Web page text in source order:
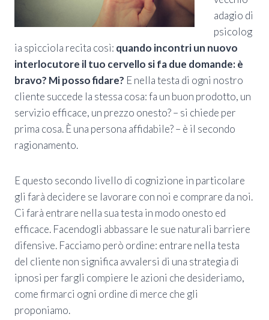
adagio di
psicolog
ia spicciola recita così: quando incontri un nuovo
interlocutore il tuo cervello si fa due domande: è
bravo? Mi posso fidare? E nella testa di ogni nostro
cliente succede la stessa cosa: fa un buon prodotto, un
servizio efficace, un prezzo onesto? – si chiede per
prima cosa. È una persona affidabile? – è il secondo
ragionamento.
E questo secondo livello di cognizione in particolare
gli farà decidere se lavorare con noi e comprare da noi.
Ci farà entrare nella sua testa in modo onesto ed
efficace. Facendogli abbassare le sue naturali barriere
difensive. Facciamo però ordine: entrare nella testa
del cliente non significa avvalersi di una strategia di
ipnosi per fargli compiere le azioni che desideriamo,
come firmarci ogni ordine di merce che gli
proponiamo.